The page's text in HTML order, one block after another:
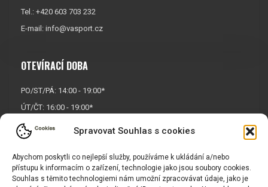
Spravovat Souhlas s cookies
Abychom poskytli co nejlepší služby, používáme k ukládání a/nebo
přístupu k informacím o zařízení, technologie jako jsou soubory cookies.
Souhlas s těmito technologiemi nám umožní zpracovávat údaje, jako je
Tel.: +420 603 703 232
E-mail: info@vasport.cz
OTEVÍRACÍ DOBA
PO/ST/PÁ: 14:00 - 19:00*
ÚT/ČT: 16:00 - 19:00*
Sobota: 9:00 - 17:00*
Neděle:
* Říjen, listopad a prosinec
OTEVŘENO POUZE
PO/ST/PÁ